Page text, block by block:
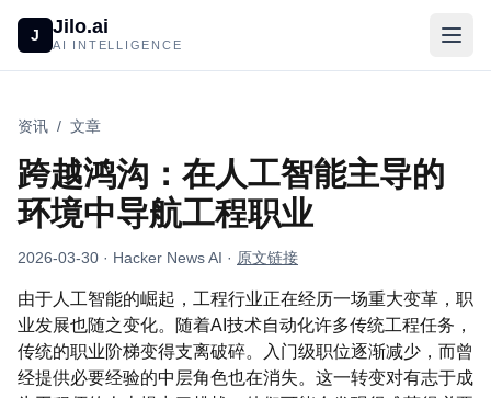
J Jilo.ai
AI INTELLIGENCE
资讯 / 文章
跨越鸿沟：在人工智能主导的
环境中导航工程职业
2026-03-30 · Hacker News AI · 原文链接
由于人工智能的崛起，工程行业正在经历一场重大变革，职
业发展也随之变化。随着AI技术自动化许多传统工程任务，
传统的职业阶梯变得支离破碎。入门级职位逐渐减少，而曾
经提供必要经验的中层角色也在消失。这一转变对有志于成